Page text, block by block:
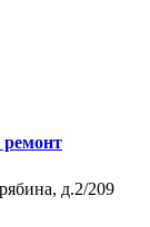
ремонт
д.2/209